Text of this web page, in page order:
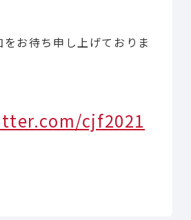
お待ち申し上げておりま
cjf2021